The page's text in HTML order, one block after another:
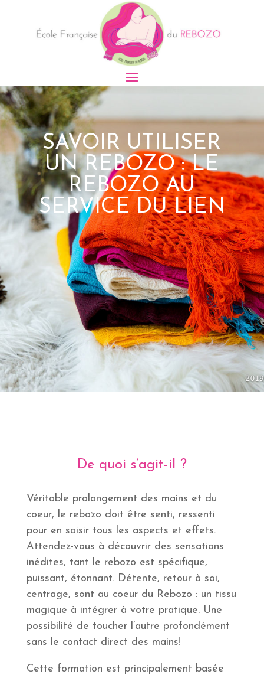
SAVOIR UTILISER
UN REBOZO : LE
REBOZO AU
SERVICE DU LIEN
De quoi s’agit-il ?
Véritable prolongement des mains et du
coeur, le rebozo doit être senti, ressenti
pour en saisir tous les aspects et effets.
Attendez-vous à découvrir des sensations
inédites, tant le rebozo est spécifique,
puissant, étonnant. Détente, retour à soi,
centrage, sont au coeur du Rebozo : un tissu
magique à intégrer à votre pratique. Une
possibilité de toucher l’autre profondément
sans le contact direct des mains!
Cette formation est principalement basée